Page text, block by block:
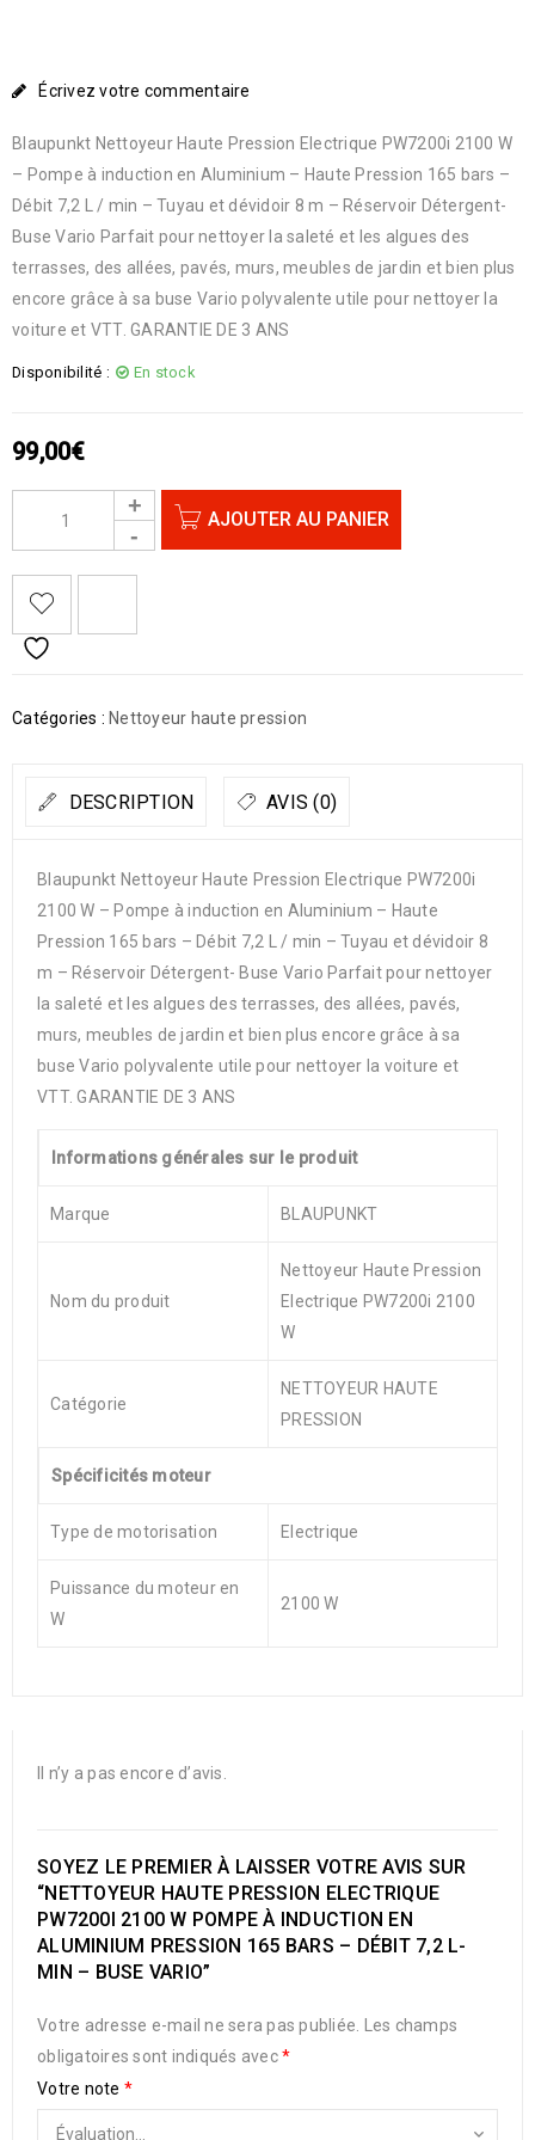
Écrivez votre commentaire
Blaupunkt Nettoyeur Haute Pression Electrique PW7200i 2100 W
– Pompe à induction en Aluminium – Haute Pression 165 bars –
Débit 7,2 L / min – Tuyau et dévidoir 8 m – Réservoir Détergent-
Buse Vario Parfait pour nettoyer la saleté et les algues des
terrasses, des allées, pavés, murs, meubles de jardin et bien plus
encore grâce à sa buse Vario polyvalente utile pour nettoyer la
voiture et VTT. GARANTIE DE 3 ANS
Disponibilité : En stock
99,00€
AJOUTER AU PANIER
Catégories : Nettoyeur haute pression
DESCRIPTION AVIS (0)
Blaupunkt Nettoyeur Haute Pression Electrique PW7200i
2100 W – Pompe à induction en Aluminium – Haute
Pression 165 bars – Débit 7,2 L / min – Tuyau et dévidoir 8
m – Réservoir Détergent- Buse Vario Parfait pour nettoyer
la saleté et les algues des terrasses, des allées, pavés,
murs, meubles de jardin et bien plus encore grâce à sa
buse Vario polyvalente utile pour nettoyer la voiture et
VTT. GARANTIE DE 3 ANS
Informations générales sur le produit
Marque BLAUPUNKT
Nom du produit
Nettoyeur Haute Pression
Electrique PW7200i 2100
W
Catégorie
NETTOYEUR HAUTE
PRESSION
Spécificités moteur
Type de motorisation Electrique
Puissance du moteur en
W
2100 W
Il n’y a pas encore d’avis.
SOYEZ LE PREMIER À LAISSER VOTRE AVIS SUR
“NETTOYEUR HAUTE PRESSION ELECTRIQUE
PW7200I 2100 W POMPE À INDUCTION EN
ALUMINIUM PRESSION 165 BARS – DÉBIT 7,2 L-
MIN – BUSE VARIO”
Votre adresse e-mail ne sera pas publiée.
Les champs
obligatoires sont indiqués avec*
Votre note *